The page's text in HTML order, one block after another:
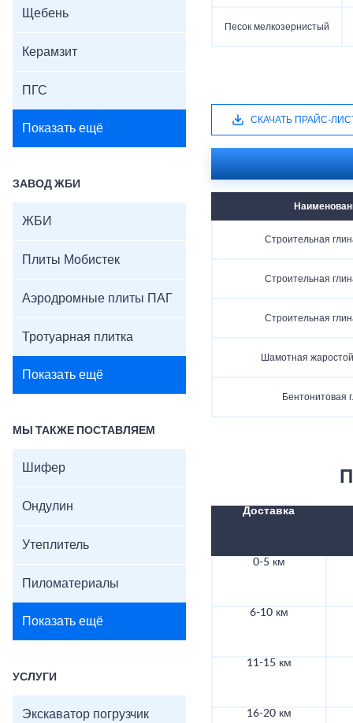
Щебень
Керамзит
ПГС
Показать ещё
ЗАВОД ЖБИ
ЖБИ
Плиты Мобистек
Аэродромные плиты ПАГ
Тротуарная плитка
Показать ещё
МЫ ТАКЖЕ ПОСТАВЛЯЕМ
Шифер
Ондулин
Утеплитель
Пиломатериалы
Показать ещё
УСЛУГИ
Экскаватор погрузчик
Песок мелкозернистый
СКАЧАТЬ ПРАЙС-
Строительная
Строительная
Строительная
Шамотная
Бентонитовая
Доставка
0-5 км
6-10 км
11-15 км
16-20 км